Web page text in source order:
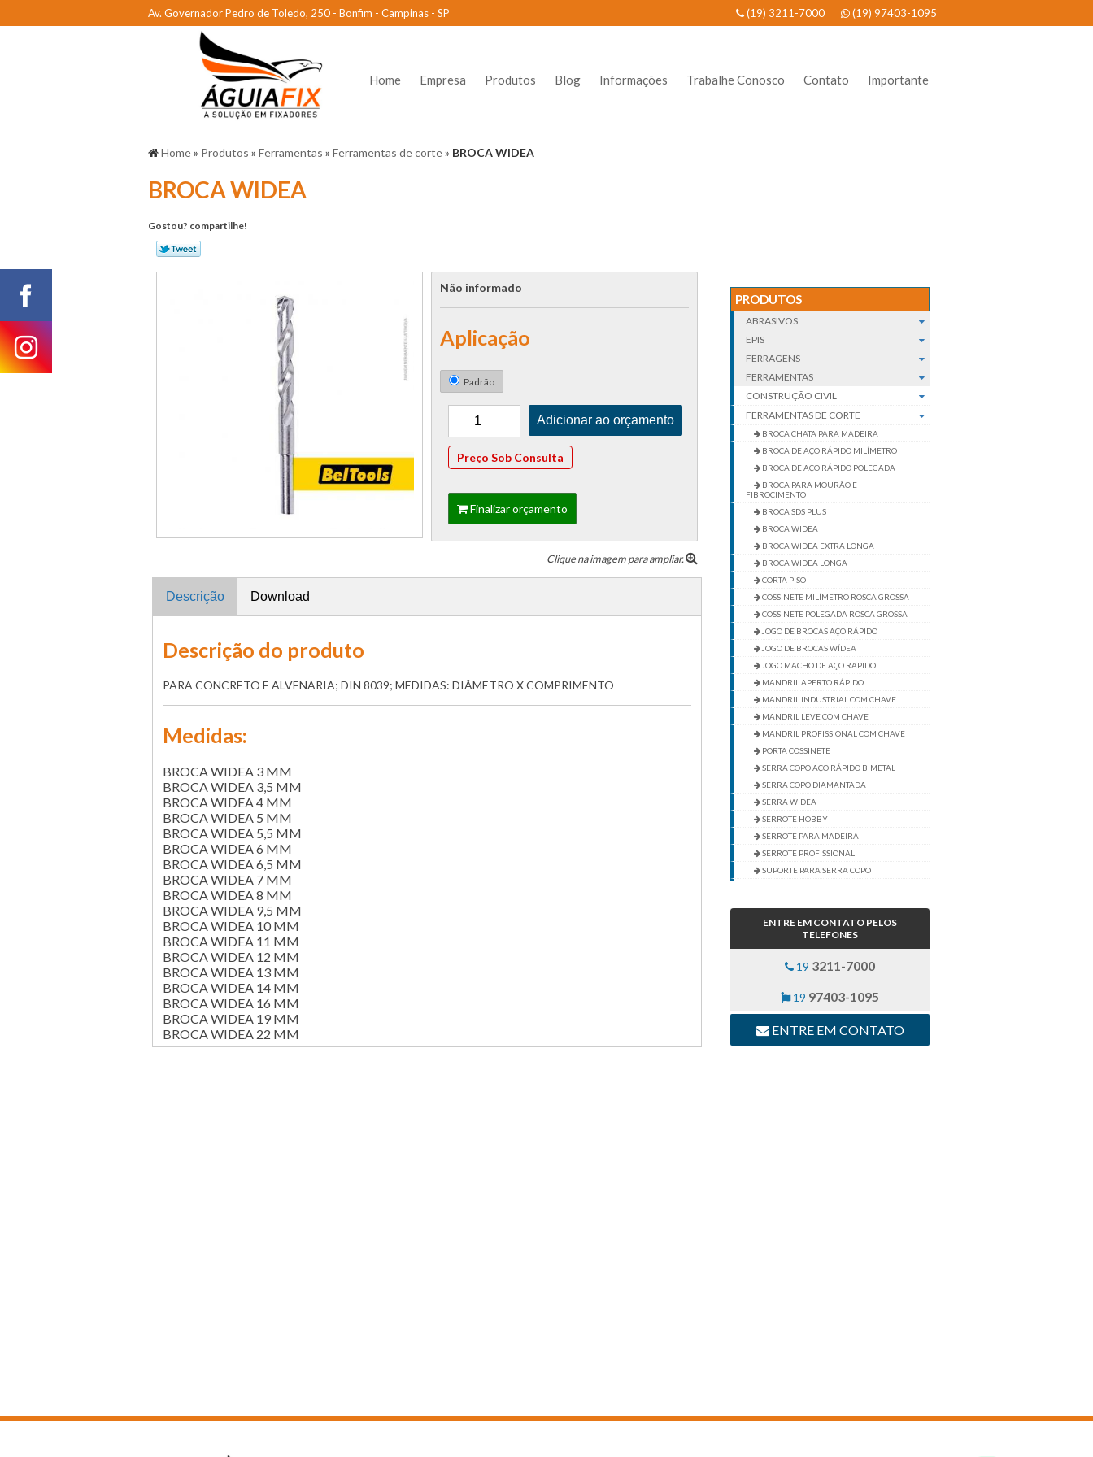
Av. Governador Pedro de Toledo, 250 - Bonfim - Campinas - SP (19) 3211-7000 (19) 97403-1095
Home Empresa Produtos Blog Informações Trabalhe Conosco Contato Importante
Home» Produtos » Ferramentas » Ferramentas de corte» BROCA WIDEA
BROCA WIDEA
Gostou? compartilhe!
Não informado
Aplicação
Padrão
Preço Sob Consulta
Finalizar orçamento
Clique na imagem para ampliar.
Descrição Download
Descrição do produto
PARA CONCRETO E ALVENARIA; DIN 8039; MEDIDAS: DIÂMETRO X COMPRIMENTO
Medidas:
BROCA WIDEA 3 MM
BROCA WIDEA 3,5 MM
BROCA WIDEA 4 MM
BROCA WIDEA 5 MM
BROCA WIDEA 5,5 MM
BROCA WIDEA 6 MM
BROCA WIDEA 6,5 MM
BROCA WIDEA 7 MM
BROCA WIDEA 8 MM
BROCA WIDEA 9,5 MM
BROCA WIDEA 10 MM
BROCA WIDEA 11 MM
BROCA WIDEA 12 MM
BROCA WIDEA 13 MM
BROCA WIDEA 14 MM
BROCA WIDEA 16 MM
BROCA WIDEA 19 MM
BROCA WIDEA 22 MM
PRODUTOS
ABRASIVOS
EPIS
FERRAGENS
FERRAMENTAS
CONSTRUÇÃO CIVIL
FERRAMENTAS DE CORTE
BROCA CHATA PARA MADEIRA
BROCA DE AÇO RÁPIDO MILÍMETRO
BROCA DE AÇO RÁPIDO POLEGADA
BROCA PARA MOURÃO E
FIBROCIMENTO
BROCA SDS PLUS
BROCA WIDEA
BROCA WIDEA EXTRA LONGA
BROCA WIDEA LONGA
CORTA PISO
COSSINETE MILÍMETRO ROSCA GROSSA
COSSINETE POLEGADA ROSCA GROSSA
JOGO DE BROCAS AÇO RÁPIDO
JOGO DE BROCAS WÍDEA
JOGO MACHO DE AÇO RAPIDO
MANDRIL APERTO RÁPIDO
MANDRIL INDUSTRIAL COM CHAVE
MANDRIL LEVE COM CHAVE
MANDRIL PROFISSIONAL COM CHAVE
PORTA COSSINETE
SERRA COPO AÇO RÁPIDO BIMETAL
SERRA COPO DIAMANTADA
SERRA WIDEA
SERROTE HOBBY
SERROTE PARA MADEIRA
SERROTE PROFISSIONAL
SUPORTE PARA SERRA COPO
FERRAMENTAS MANUAIS
IMPLEMENTOS AGRÍCOLAS
MANGUEIRAS HIDRÁULICAS
ENTRE EM CONTATO PELOS
TELEFONES
19 3211-7000
19 97403-1095
ENTRE EM CONTATO